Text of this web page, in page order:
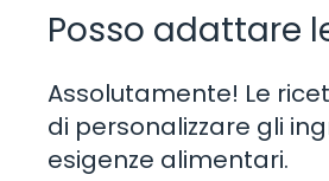
Posso adattare
Assolutamente! Le
di personalizzare gli
esigenze alimentari.